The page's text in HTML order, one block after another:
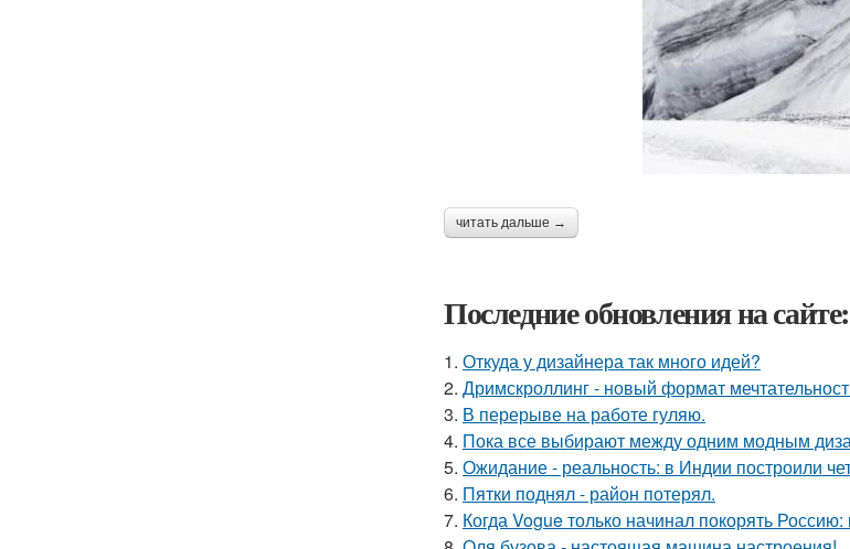
читать дальше →
Последние обновления на сайте:
1. Откуда у дизайнера так много идей?
2. Дримскроллинг - новый формат
3. В перерыве на работе гуляю.
4. Пока все выбирают между одним модным
5. Ожидание - реальность: в Индии построили
6. Пятки поднял - район потерял.
7. Когда Vogue только начинал покорять